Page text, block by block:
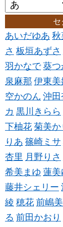
セ
あいだゆあ 秋
さ 板垣あずさ
羽かなで 葵つ
泉麻那 伊東美
空かのん 沖田
カ 黒川きらら
下柚花 菊美か
りあ 篠崎ミサ
杏里 月野りさ
希美まゆ 蓮美
藤井シェリー
綾 穂花 前嶋
る 前田かおり